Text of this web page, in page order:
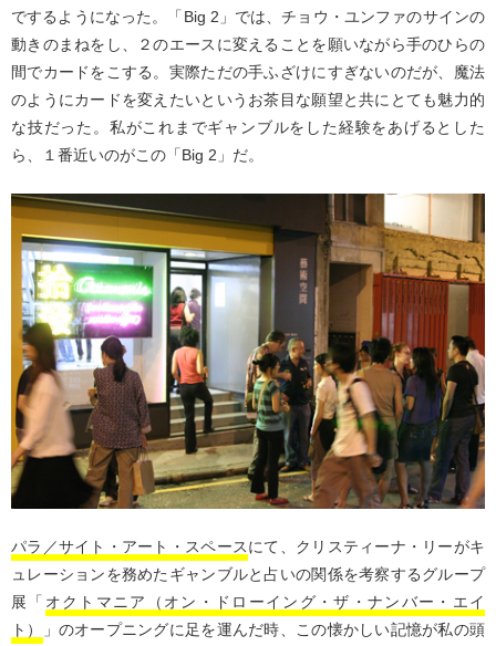
でするようになった。「Big 2」では、チョウ・ユンファのサインの
動きのまねをし、２のエースに変えることを願いながら手のひらの
間でカードをこする。実際ただの手ふざけにすぎないのだが、魔法
のようにカードを変えたいというお茶目な願望と共にとても魅力的
な技だった。私がこれまでギャンブルをした経験をあげるとした
ら、１番近いのがこの「Big 2」だ。
パラ／サイト・アート・スペースにて、クリスティーナ・リーがキ
ュレーションを務めたギャンブルと占いの関係を考察するグループ
展「 オクトマニア（オン・ドローイング・ザ・ナンバー・エイ
ト）
」のオープニングに足を運んだ時、この懐かしい記憶が私の頭